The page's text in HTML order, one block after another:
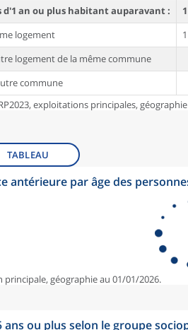
d'1 an ou plus habitant auparavant :
logement
logement de la même commune
commune
exploitations principales,
TABLEAU
antérieure par âge des
principale, géographie au 01/01/2026.
ans ou plus selon le groupe